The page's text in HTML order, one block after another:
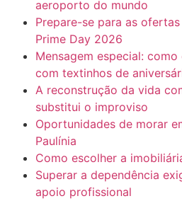
aeroporto do mundo
Prepare-se para as
Prime Day 2026
Mensagem especial:
com textinhos de
A reconstrução da vida
substitui o improviso
Oportunidades de morar
Paulínia
Como escolher a
Superar a dependência
apoio profissional